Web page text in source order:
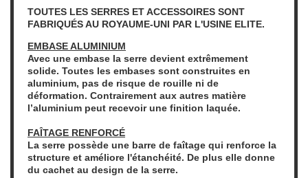
TOUTES LES SERRES ET ACCESSOIRES SONT
FABRIQUÉS AU ROYAUME-UNI PAR L'USINE ELITE.
EMBASE ALUMINIUM
Avec une embase la serre devient extrêmement
solide. Toutes les embases sont construites en
aluminium, pas de risque de rouille ni de
déformation. Contrairement aux autres matière
l’aluminium peut recevoir une finition laquée.
FAÎTAGE RENFORCÉ
La serre possède une barre de faîtage qui renforce la
structure et améliore l'étanchéité. De plus elle donne
du cachet au design de la serre.